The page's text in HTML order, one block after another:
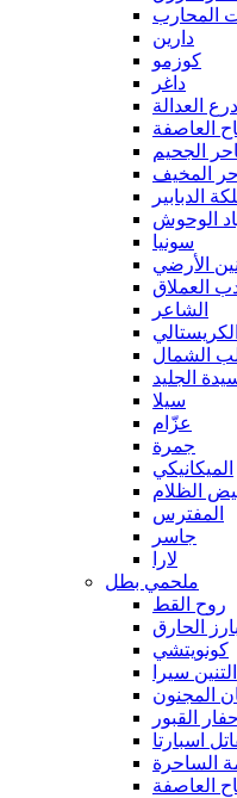
المحارب
دارين
كوزمو
داغر
درع العدالة
العاصفة
الجحيم
المخيف
الدبابير
الوحوش
سونيا
الأرضي
العملاق
الشاعر
الشمال
الجليد
سيلا
عزّام
جمرة
الميكانيكي
الظلام
المفترس
جاسر
لارا
ملحمي بطل
روح القط
الحارق
كونويتشي
التنين سيرا
المجنون
حفار القبور
اسبارتا
الساحرة
العاصفة